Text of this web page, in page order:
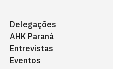
Delegações
AHK Paraná
Entrevistas
Eventos